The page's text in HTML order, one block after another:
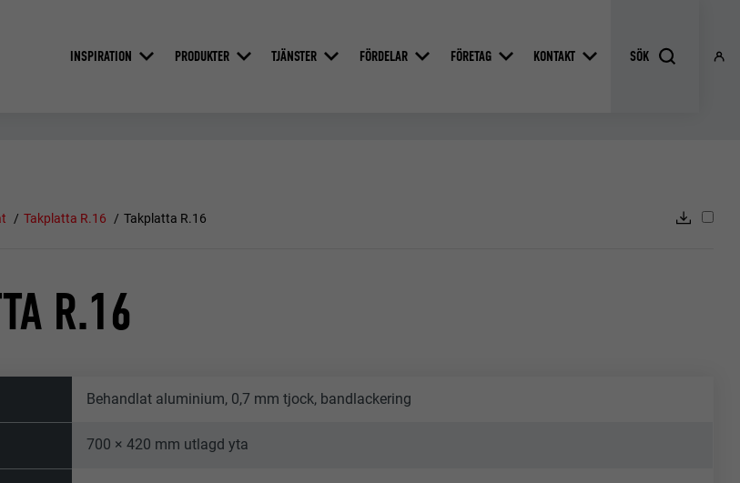
INSPIRATION PRODUKTER TJÄNSTER FÖRDELAR FÖRETAG KONTAKT
Takplatta R.16 Takplatta R.16
R.16
Behandlat aluminium, 0,7 mm tjock, bandlackering
700 × 420 mm utlagd yta